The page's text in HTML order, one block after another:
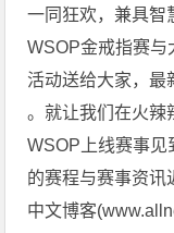
一同狂欢，兼具智
WSOP金戒指赛与
活动送给大家，最
。就让我们在火辣
WSOP上线赛事见
的赛程与赛事资讯
中文博客(